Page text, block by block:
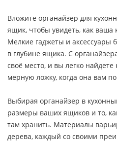
Вложите органайзер для
ящик, чтобы увидеть, как ваша
Мелкие гаджеты и аксессуары
в глубине ящика. С
своё место, и вы легко
мерную ложку, когда она вам
Выбирая органайзер в
размеры ваших ящиков и то,
там хранить. Материалы
дерева, каждый со своими